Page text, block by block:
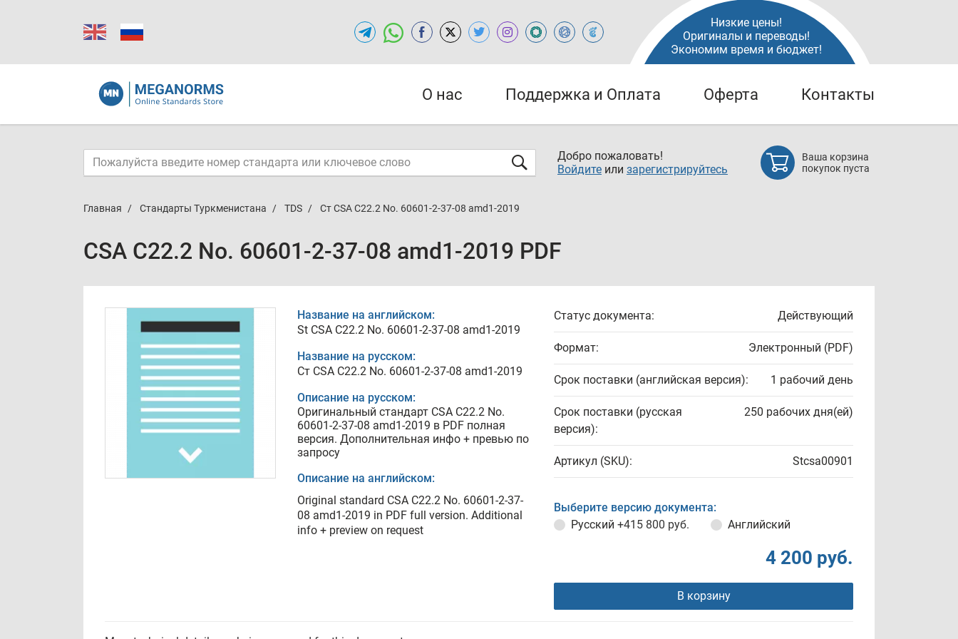
Низкие цены!
Оригиналы и переводы!
Экономим время и бюджет!
О нас Поддержка и Оплата Оферта Контакты
Добро пожаловать!
Войдите или зарегистрируйтесь
Ваша корзина
покупок пуста
Главная Стандарты Туркменистана TDS Ст CSA C22.2 No. 60601-2-37-08 amd1-2019
CSA C22.2 No. 60601-2-37-08 amd1-2019 PDF
Название на английском:
St CSA C22.2 No. 60601-2-37-08 amd1-2019
Название на русском:
Ст CSA C22.2 No. 60601-2-37-08 amd1-2019
Описание на русском:
Оригинальный стандарт CSA C22.2 No.
60601-2-37-08 amd1-2019 в PDF полная
версия. Дополнительная инфо + превью по
запросу
Описание на английском:
Original standard CSA C22.2 No. 60601-2-37-
08 amd1-2019 in PDF full version. Additional
info + preview on request
Статус документа: Действующий
Формат: Электронный (PDF)
Срок поставки (английская версия): 1 рабочий день
Срок поставки (русская
версия):
250 рабочих дня(ей)
Артикул (SKU): Stcsa00901
Выберите версию документа:
Русский +415 800 руб. Английский
4 200 руб.
В корзину